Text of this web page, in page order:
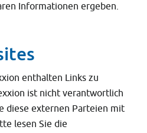
Informationen ergeben.
enthalten Links zu
ist nicht verantwortlich
diese externen Parteien mit
lesen Sie die